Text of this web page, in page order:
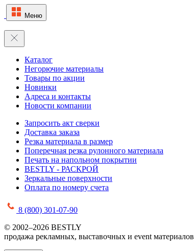
Меню
Каталог
Негорючие материалы
Товары по акции
Новинки
Адреса и контакты
Новости компании
Запросить акт сверки
Доставка заказа
Резка материала в размер
Поперечная резка рулонного материала
Печать на напольном покрытии
BESTLY - РАСКРОЙ
Зеркальные поверхности
Оплата по номеру счета
8 (800) 301-07-90
© 2002–2026 BESTLY
продажа рекламных, выставочных и event материалов